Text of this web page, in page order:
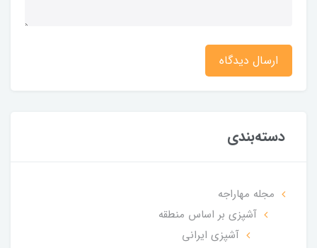
ارسال دیدگاه
دسته‌بندی
مجله مهاراجه
آشپزی بر اساس منطقه
آشپزی ایرانی